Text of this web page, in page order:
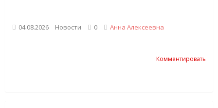
04.08.2026 Новости 0 Анна Алексеевна
Комментировать